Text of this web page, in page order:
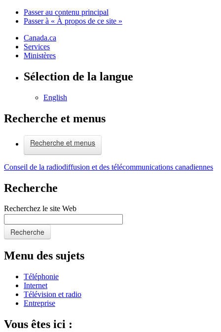
Passer au contenu principal
Passer à « À propos de ce site »
Canada.ca
Services
Ministères
Sélection de la langue
English
Recherche et menus
Recherche et menus
Conseil de la radiodiffusion et des télécommunications canadiennes
Recherche
Recherchez le site Web
Recherche
Menu des sujets
Téléphonie
Internet
Télévision et radio
Entreprise
Vous êtes ici :